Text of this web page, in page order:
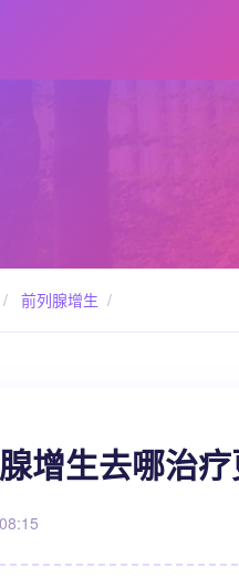
/ 前列腺增生 /
增生去哪治